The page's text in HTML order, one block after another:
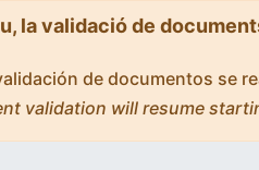
la validació de
de documentos se
validation will resume